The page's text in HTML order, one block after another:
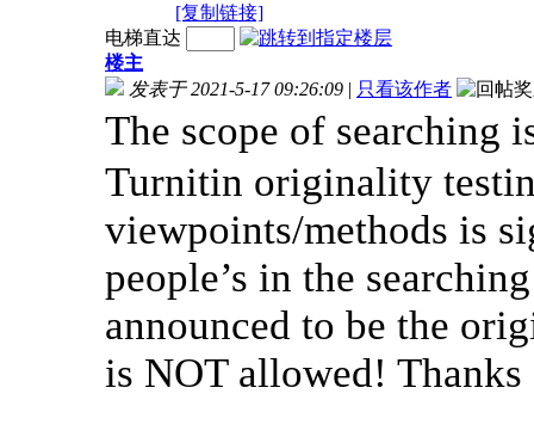
[复制链接]
电梯直达
楼主
发表于 2021-5-17 09:26:09 | 只看该作者
The scope of searching
Turnitin originality
viewpoints/methods is
people’s in the
announced to be the
is NOT allowed!